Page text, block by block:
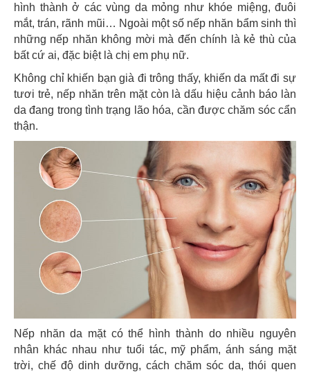
hình thành ở các vùng da mỏng như khóe miệng, đuôi
mắt, trán, rãnh mũi… Ngoài một số nếp nhăn bẩm sinh thì
những nếp nhăn không mời mà đến chính là kẻ thù của
bất cứ ai, đặc biệt là chị em phụ nữ.
Không chỉ khiến bạn già đi trông thấy, khiến da mất đi sự
tươi trẻ, nếp nhăn trên mặt còn là dấu hiệu cảnh báo làn
da đang trong tình trạng lão hóa, cần được chăm sóc cẩn
thận.
Nếp nhăn da mặt có thể hình thành do nhiều nguyên
nhân khác nhau như tuổi tác, mỹ phẩm, ánh sáng mặt
trời, chế độ dinh dưỡng, cách chăm sóc da, thói quen